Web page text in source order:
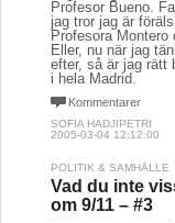
Profesor Bueno.
jag tror jag är
Profesora Montero
Eller, nu när jag
efter, så är jag rätt
i hela Madrid.
Kommentarer
SOFIA HADJIPETRI
2005-03-04 12:12:00
POLITIK & SAMHÄLLE
Vad du inte
om 9/11 – #3